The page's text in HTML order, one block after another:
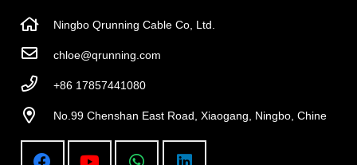
Ningbo Qrunning Cable Co, Ltd.
chloe@qrunning.com
+86 17857441080
No.99 Chenshan East Road, Xiaogang, Ningbo, Chine